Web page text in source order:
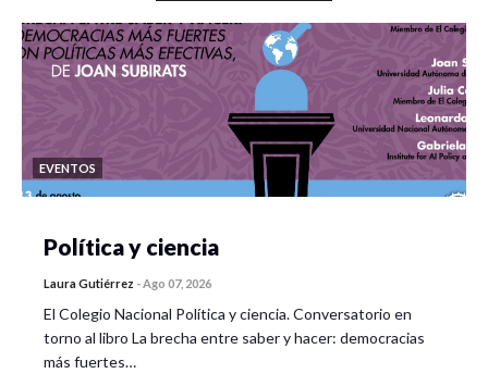
EVENTOS
Política y ciencia
Laura Gutiérrez - Ago 07, 2026
El Colegio Nacional Política y ciencia. Conversatorio en
torno al libro La brecha entre saber y hacer: democracias
más fuertes…